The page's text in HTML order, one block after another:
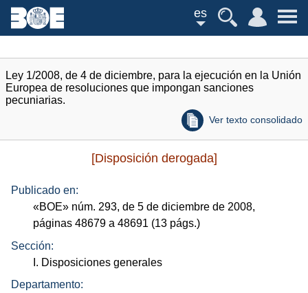
es
Ley 1/2008, de 4 de diciembre, para la ejecución en la Unión
Europea de resoluciones que impongan sanciones
pecuniarias.
Ver texto consolidado
[Disposición derogada]
Publicado en:
«BOE» núm. 293, de 5 de diciembre de 2008,
páginas 48679 a 48691 (13 págs.)
Sección:
I. Disposiciones generales
Departamento: